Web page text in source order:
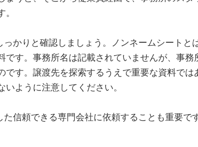
かりと確認しましょう。ノンネームシートと
す。事務所名は記載されていませんが、事務
す。譲渡先を探索するうえで重要な資料では
ように注意してください。
信頼できる専門会社に依頼することも重要で